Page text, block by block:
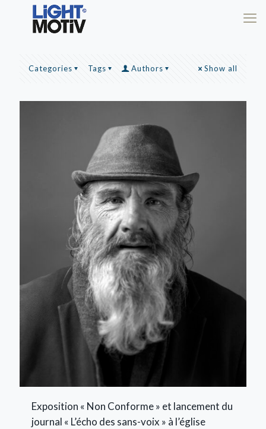
Categories Tags Authors Show all
Exposition « Non Conforme » et lancement du
journal « L’écho des sans-voix » à l’église